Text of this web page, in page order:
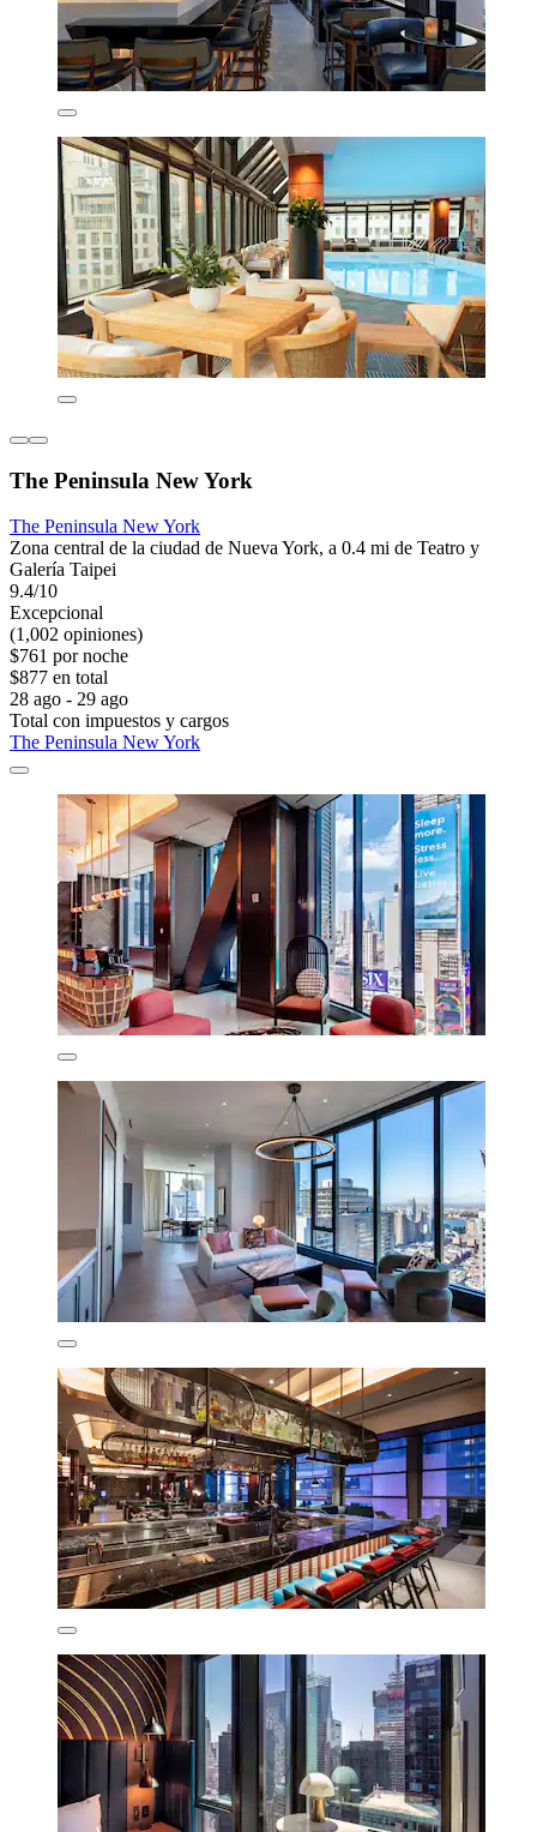
The Peninsula New York
The Peninsula New York
Zona central de la ciudad de Nueva York, a 0.4 mi de Teatro y
Galería Taipei
9.4/10
Excepcional
(1,002 opiniones)
$761 por noche
$877 en total
28 ago - 29 ago
Total con impuestos y cargos
The Peninsula New York